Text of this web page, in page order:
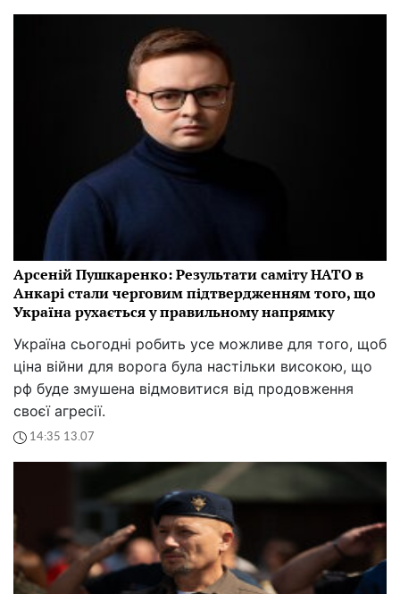
Арсеній Пушкаренко: Результати саміту НАТО в
Анкарі стали черговим підтвердженням того, що
Україна рухається у правильному напрямку
Україна сьогодні робить усе можливе для того, щоб
ціна війни для ворога була настільки високою, що
рф буде змушена відмовитися від продовження
своєї агресії.
14:35 13.07